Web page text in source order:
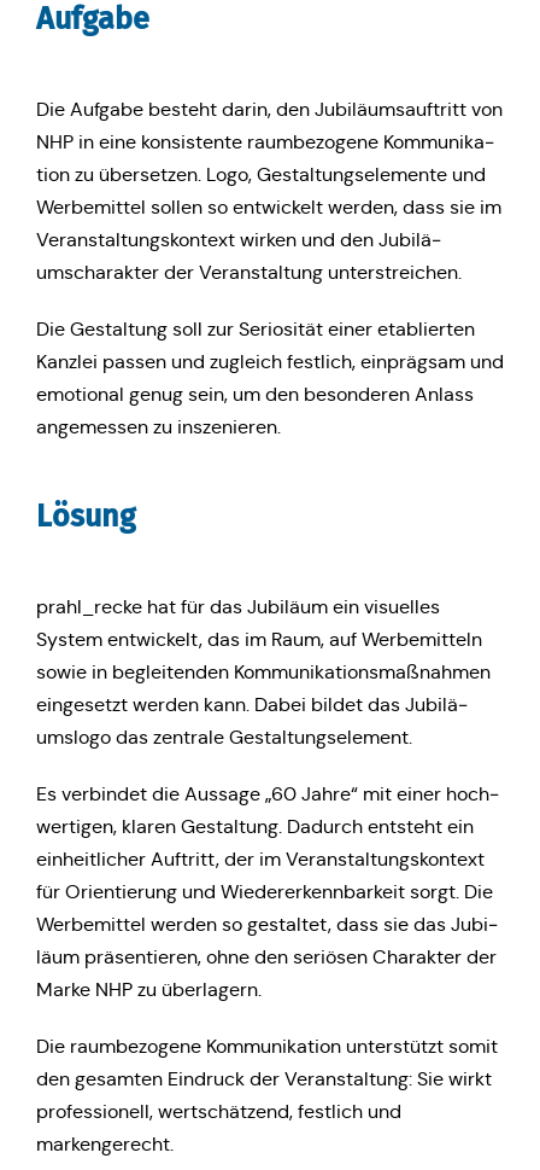
Aufgabe
Die Aufgabe besteht darin, den Jubi­lä­ums­auf­tritt von
NHP in eine kon­sis­ten­te raum­be­zo­ge­ne Kom­mu­ni­ka­
ti­on zu über­set­zen. Logo, Gestal­tungs­ele­men­te und
Wer­be­mit­tel sollen so ent­wi­ckelt werden, dass sie im
Ver­an­stal­tungs­kon­text wirken und den Jubi­lä­
umscha­rak­ter der Ver­an­stal­tung unterstreichen.
Die Gestal­tung soll zur Serio­si­tät einer eta­blier­ten
Kanzlei passen und zugleich fest­lich, ein­präg­sam und
emo­tio­nal genug sein, um den beson­de­ren Anlass
ange­mes­sen zu inszenieren.
Lösung
prahl_recke hat für das Jubi­lä­um ein visu­el­les
System ent­wi­ckelt, das im Raum, auf Wer­be­mit­teln
sowie in beglei­ten­den Kom­mu­ni­ka­ti­ons­maß­nah­men
ein­ge­setzt werden kann. Dabei bildet das Jubi­lä­
ums­lo­go das zen­tra­le Gestaltungselement.
Es ver­bin­det die Aussage „60 Jahre“ mit einer hoch­
wer­ti­gen, klaren Gestal­tung. Dadurch ent­steht ein
ein­heit­li­cher Auf­tritt, der im Ver­an­stal­tungs­kon­text
für Ori­en­tie­rung und Wie­der­erkenn­bar­keit sorgt. Die
Wer­be­mit­tel werden so gestal­tet, dass sie das Jubi­
lä­um prä­sen­tie­ren, ohne den seriö­sen Cha­rak­ter der
Marke NHP zu überlagern.
Die raum­be­zo­ge­ne Kom­mu­ni­ka­ti­on unter­stützt somit
den gesam­ten Ein­druck der Ver­an­stal­tung: Sie wirkt
pro­fes­sio­nell, wert­schät­zend, fest­lich und
markengerecht.